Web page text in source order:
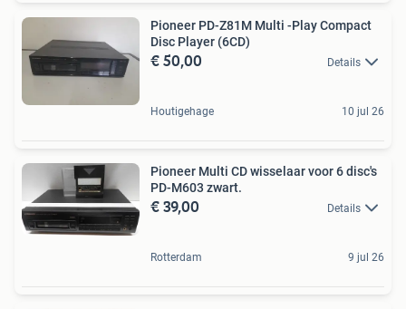
Pioneer PD-Z81M Multi -Play Compact
Disc Player (6CD)
€ 50,00 Details
Houtigehage 10 jul 26
Pioneer Multi CD wisselaar voor 6 disc's
PD-M603 zwart.
€ 39,00 Details
Rotterdam 9 jul 26